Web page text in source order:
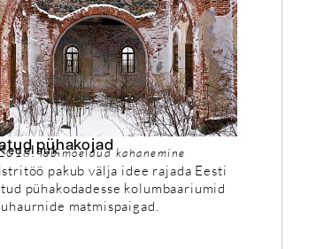
pühakojad
läbimõeldud kahanemine
pakub välja idee rajada Eesti
pühakodadesse kolumbaariumid
matmispaigad.